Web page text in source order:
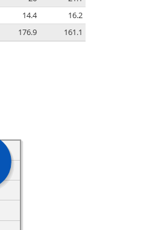
14.4
16.2
176.9 161.1